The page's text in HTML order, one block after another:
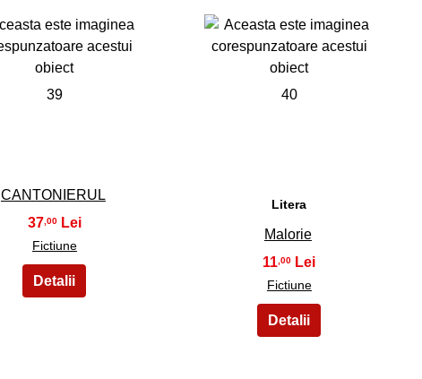
39
CANTONIERUL
37,00
Fictiune
40
Litera
Malorie
11 ,00
Fictiune